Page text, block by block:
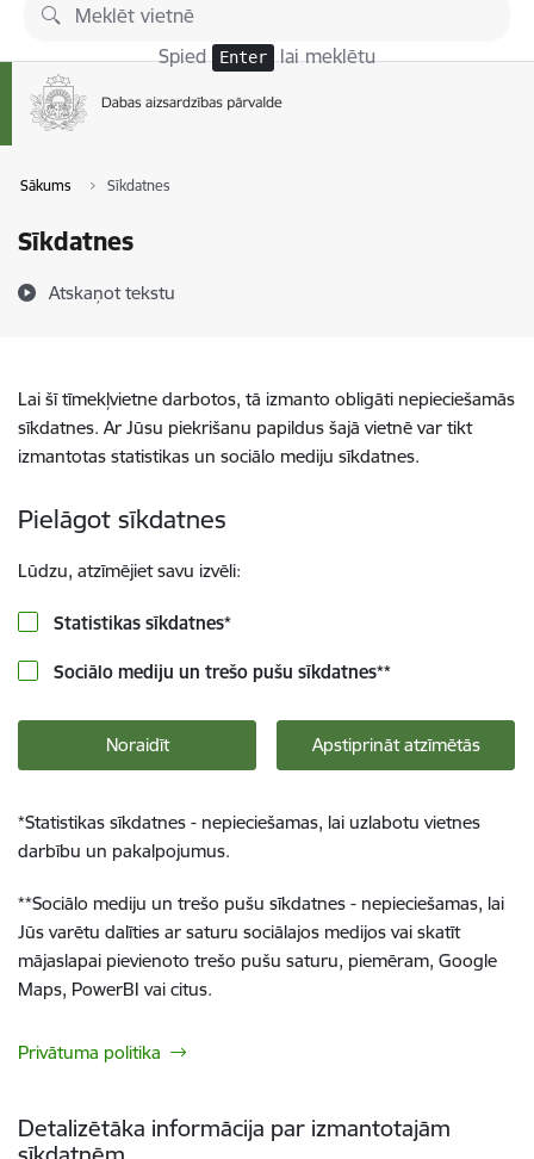
Pāriet uz lapas saturu
Spied Enter lai meklētu
Sākums Sīkdatnes
Sīkdatnes
Atskaņot tekstu
Lai šī tīmekļvietne darbotos, tā izmanto obligāti nepieciešamās
sīkdatnes. Ar Jūsu piekrišanu papildus šajā vietnē var tikt
izmantotas statistikas un sociālo mediju sīkdatnes.
Pielāgot sīkdatnes
Lūdzu, atzīmējiet savu izvēli:
Statistikas sīkdatnes*
Sociālo mediju un trešo pušu sīkdatnes**
Noraidīt Apstiprināt atzīmētās
*Statistikas sīkdatnes - nepieciešamas, lai uzlabotu vietnes
darbību un pakalpojumus.
**Sociālo mediju un trešo pušu sīkdatnes - nepieciešamas, lai
Jūs varētu dalīties ar saturu sociālajos medijos vai skatīt
mājaslapai pievienoto trešo pušu saturu, piemēram, Google
Maps, PowerBI vai citus.
Privātuma politika
Detalizētāka informācija par izmantotajām